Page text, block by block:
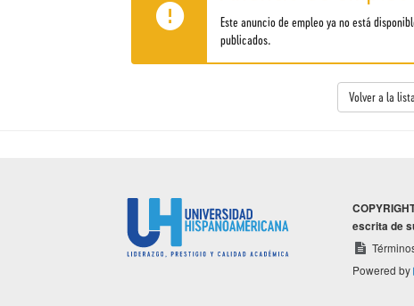
Este anuncio de empleo ya no está
publicados.
Volver a la
escrita de
Powered by